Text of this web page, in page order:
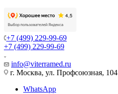
+7 (499) 229-99-69
+7 (499) 229-99-69
info@viterramed.ru
г. Москва, ул. Профсоюзная, 104
WhatsApp